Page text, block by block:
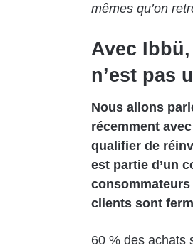
mêmes qu’on
Avec
n’est pas
Nous allons
récemment
qualifier de
est partie d’un
clients sont
60 % des achats